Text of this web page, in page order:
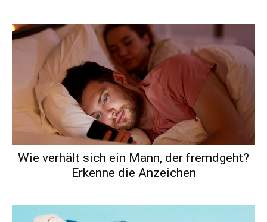
Wie verhält sich ein Mann, der fremdgeht?
Erkenne die Anzeichen